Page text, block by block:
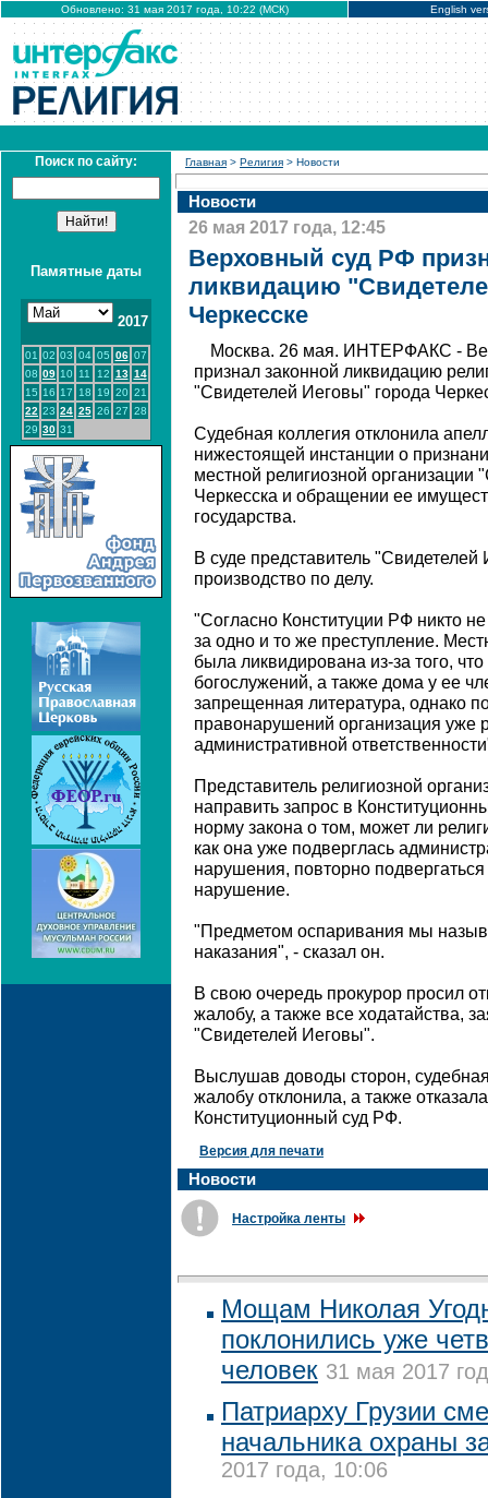
Обновлено: 31 мая 2017 года, 10:22 (МСК) English
Поиск по сайту:
Памятные даты
2017
01 02 03 04 05 06 07
08 09 10 11 12 13 14
15 16 17 18 19 20 21
22 23 24 25 26 27 28
29 30 31
Главная > Религия > Новости
Новости
26 мая 2017 года, 12:45
Верховный суд РФ
ликвидацию
Черкесске
Москва. 26 мая. ИНТЕРФАКС -
признал законной ликвидацию
"Свидетелей Иеговы" города
Судебная коллегия отклонила
нижестоящей инстанции о
местной религиозной
Черкесска и обращении ее
государства.
В суде представитель
производство по делу.
"Согласно Конституции РФ никто
за одно и то же преступление.
была ликвидирована из-за того,
богослужений, а также дома у ее
запрещенная литература, однако
правонарушений организация уже
административной
Представитель религиозной
направить запрос в
норму закона о том, может ли
как она уже подверглась
нарушения, повторно
нарушение.
"Предметом оспаривания мы
наказания", - сказал он.
В свою очередь прокурор просил
жалобу, а также все ходатайства,
"Свидетелей Иеговы".
Выслушав доводы сторон,
жалобу отклонила, а также
Конституционный суд РФ.
Версия для печати
Новости
Настройка ленты
Мощам Николая
поклонились уже
человек 31 мая 2017
Патриарху Грузии
начальника охраны
2017 года, 10:06